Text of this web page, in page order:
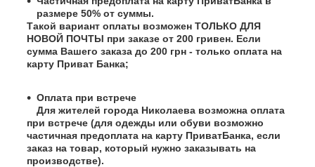
размере 50% от суммы.
Такой вариант оплаты возможен ТОЛЬКО ДЛЯ
НОВОЙ ПОЧТЫ при заказе от 200 гривен. Если
сумма Вашего заказа до 200 грн - только оплата на
карту Приват Банка;
Оплата при встрече
Для жителей города Николаева возможна оплата
при встрече (для одежды или обуви возможно
частичная предоплата на карту ПриватБанка, если
заказ на товар, который нужно заказывать на
производстве).